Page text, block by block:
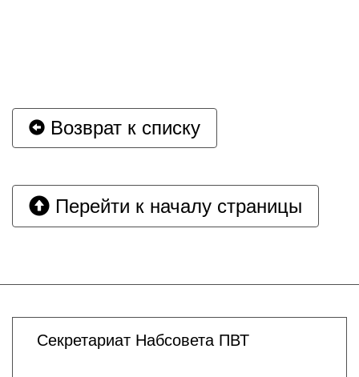
Возврат к списку
Перейти к началу страницы
Секретариат Набсовета ПВТ